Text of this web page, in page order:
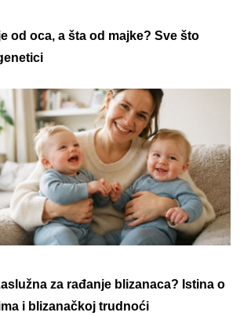
od oca, a šta od majke? Sve što
za rađanje blizanaca? Istina o
i blizanačkoj trudnoći